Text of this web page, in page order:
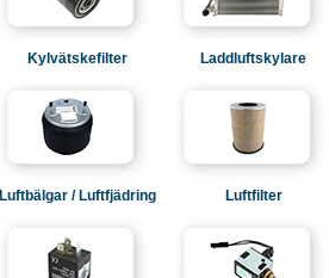
Kylvätskefilter Laddluftskylare
Luftbälgar / Luftfjädring Luftfilter